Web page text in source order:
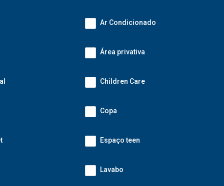
Ar Condicionado
Área privativa
Children Care
Copa
Espaço teen
Lavabo